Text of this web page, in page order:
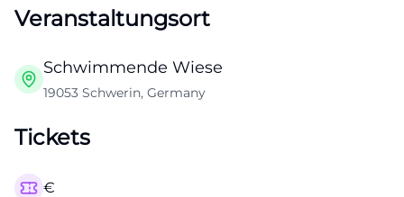
Veranstaltungsort
Schwimmende Wiese
19053 Schwerin, Germany
Tickets
€